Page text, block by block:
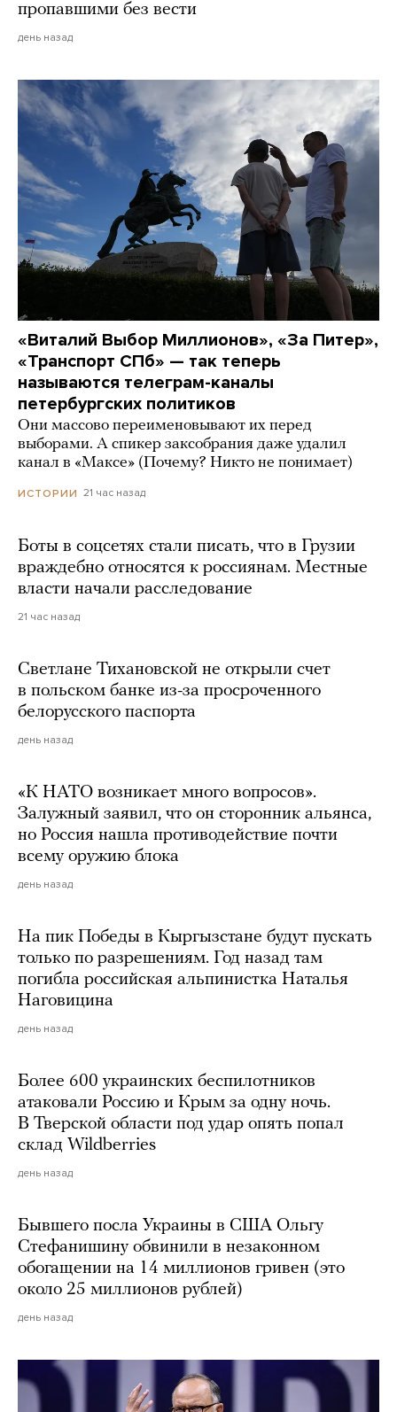
пропавшими без вести
день назад
«Виталий Выбор Миллионов», «За Питер»,
«Транспорт СПб» — так теперь
называются телеграм-каналы
петербургских политиков
Они массово переименовывают их перед
выборами. А спикер заксобрания даже удалил
канал в «Максе» (Почему? Никто не понимает)
ИСТОРИИ 21 час назад
Боты в соцсетях стали писать, что в Грузии
враждебно относятся к россиянам. Местные
власти начали расследование
21 час назад
Светлане Тихановской не открыли счет
в польском банке из-за просроченного
белорусского паспорта
день назад
«К НАТО возникает много вопросов».
Залужный заявил, что он сторонник альянса,
но Россия нашла противодействие почти
всему оружию блока
день назад
На пик Победы в Кыргызстане будут пускать
только по разрешениям. Год назад там
погибла российская альпинистка Наталья
Наговицина
день назад
Более 600 украинских беспилотников
атаковали Россию и Крым за одну ночь.
В Тверской области под удар опять попал
склад Wildberries
день назад
Бывшего посла Украины в США Ольгу
Стефанишину обвинили в незаконном
обогащении на 14 миллионов гривен (это
около 25 миллионов рублей)
день назад